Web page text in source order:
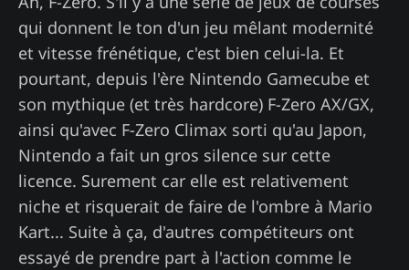
qui donnent le ton d'un jeu mêlant modernité
et vitesse frénétique, c'est bien celui-la. Et
pourtant, depuis l'ère Nintendo Gamecube et
son mythique (et très hardcore) F-Zero AX/GX,
ainsi qu'avec F-Zero Climax sorti qu'au Japon,
Nintendo a fait un gros silence sur cette
licence. Surement car elle est relativement
niche et risquerait de faire de l'ombre à Mario
Kart... Suite à ça, d'autres compétiteurs ont
essayé de prendre part à l'action comme le